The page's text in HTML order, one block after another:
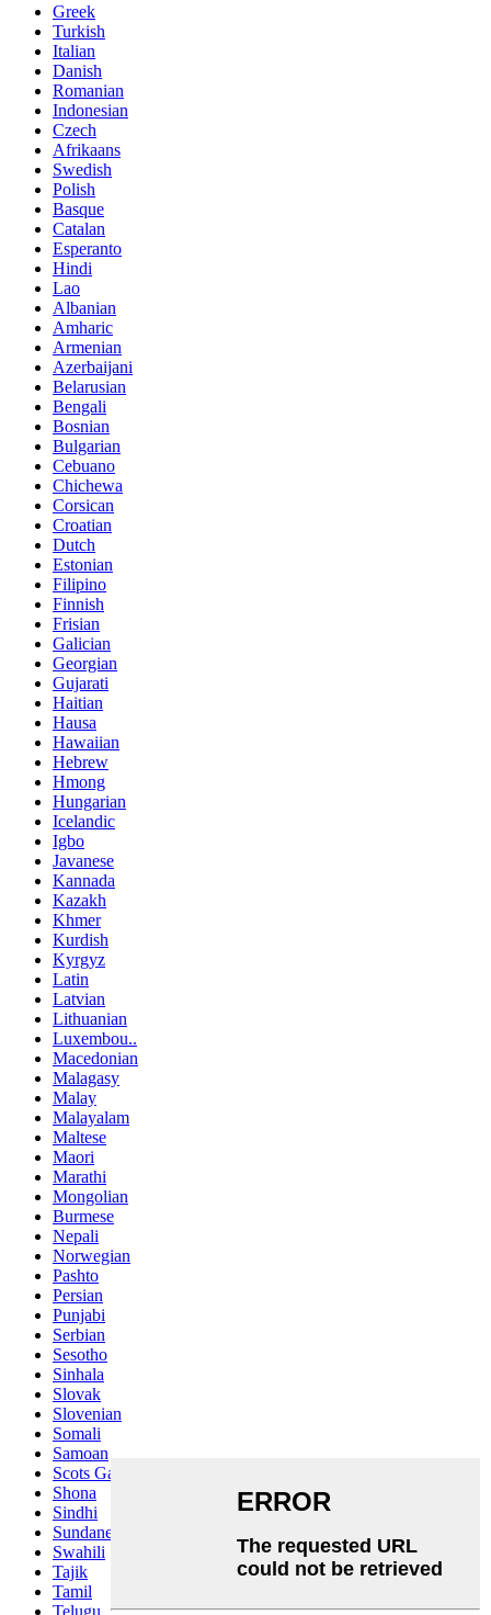
Greek
Turkish
Italian
Danish
Romanian
Indonesian
Czech
Afrikaans
Swedish
Polish
Basque
Catalan
Esperanto
Hindi
Lao
Albanian
Amharic
Armenian
Azerbaijani
Belarusian
Bengali
Bosnian
Bulgarian
Cebuano
Chichewa
Corsican
Croatian
Dutch
Estonian
Filipino
Finnish
Frisian
Galician
Georgian
Gujarati
Haitian
Hausa
Hawaiian
Hebrew
Hmong
Hungarian
Icelandic
Igbo
Javanese
Kannada
Kazakh
Khmer
Kurdish
Kyrgyz
Latin
Latvian
Lithuanian
Luxembou..
Macedonian
Malagasy
Malay
Malayalam
Maltese
Maori
Marathi
Mongolian
Burmese
Nepali
Norwegian
Pashto
Persian
Punjabi
Serbian
Sesotho
Sinhala
Slovak
Slovenian
Somali
Samoan
Scots Gaelic
Shona
Sindhi
Sundanese
Swahili
Tajik
Tamil
Telugu